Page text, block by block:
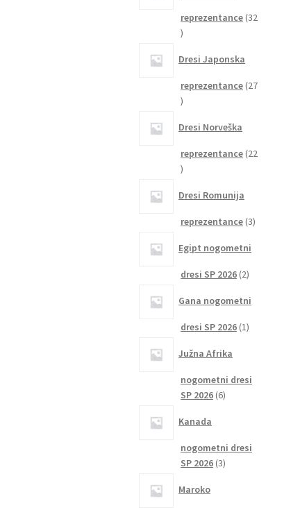
reprezentance 32
32
Dresi Japonska
reprezentance 27
27
Dresi Norveška
reprezentance 22
22
Dresi Romunija
reprezentance 33
Egipt nogometni
dresi SP 2026 22
Gana nogometni
dresi SP 2026 11
Južna Afrika
nogometni dresi
SP 2026 66
Kanada
nogometni dresi
SP 2026 33
Maroko